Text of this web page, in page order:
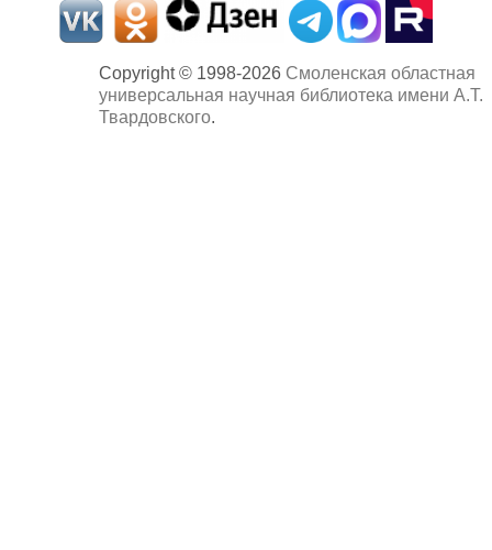
Copyright © 1998-2026 Смоленская областная
универсальная научная библиотека имени А.Т.
Твардовского.